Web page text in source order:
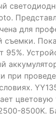
для
съемки.
95%.
при
цветовую
8500K.